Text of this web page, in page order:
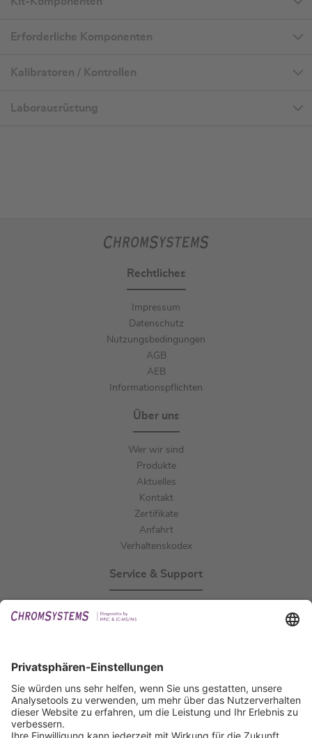
Erforderliche Komponenten
Kalibratoren / Kontrollen
Laborausrüstung
Rechtliches
Impressum
Datenschutz
Nutzungsbedingungen
AGB
AEB
Informationspflichten
Über uns
Wer wir sind
Produkte
Aktuelles
Kontakt
Zertifikate
Anfahrt
Verhaltenskodex
Service & Support
IFU anfordern
Zertifizierungen